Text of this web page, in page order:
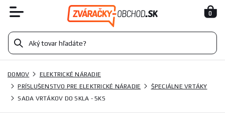
0
DOMOV
ELEKTRICKÉ NÁRADIE
PRÍSLUŠENSTVO PRE ELEKTRICKÉ NÁRADIE
ŠPECIÁLNE VRTÁKY
SADA VRTÁKOV DO SKLA - 5KS